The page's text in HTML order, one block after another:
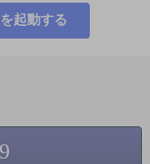
起動する